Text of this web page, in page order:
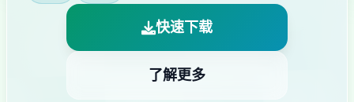
快速下载
了解更多